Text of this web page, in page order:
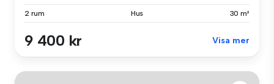
2 rum Hus 30 m²
9 400 kr Visa mer